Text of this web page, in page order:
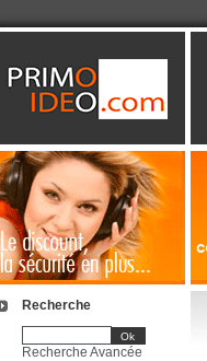
Recherche
Recherche Avancée